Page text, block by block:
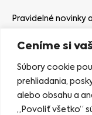
Ceníme si
Súbory cookie
prehliadania,
alebo obsahu a
„Povoliť všetko“
Pravidelné novinky
Kamenná